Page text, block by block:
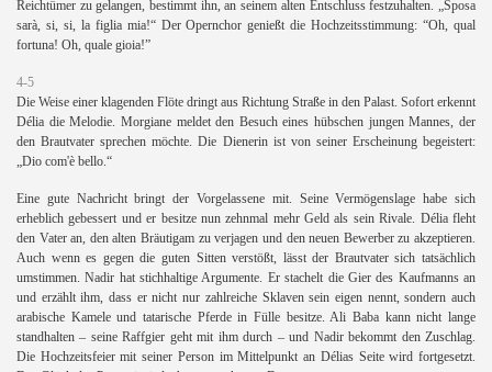
Reichtümer zu gelangen, bestimmt ihn, an seinem alten Entschluss festzuhalten.
„Sposa
sarà, si, si, la figlia mia!“ Der Opernchor genießt die Hochzeitsstimmung: “Oh, qual
fortuna! Oh, quale gioia!”
4-5
Die Weise einer klagenden Flöte dringt aus Richtung Straße in den Palast. Sofort erkennt
Délia die Melodie. Morgiane meldet den Besuch eines hübschen jungen Mannes, der
den Brautvater sprechen möchte. Die Dienerin ist von seiner Erscheinung begeistert:
„Dio com'è bello.“
Eine gute Nachricht bringt der Vorgelassene mit. Seine Vermögenslage habe sich
erheblich gebessert und er besitze nun zehnmal mehr Geld als sein Rivale. Délia fleht
den Vater an, den alten Bräutigam zu verjagen und den neuen Bewerber zu akzeptieren.
Auch wenn es gegen die guten Sitten verstößt, lässt der Brautvater sich tatsächlich
umstimmen. Nadir hat stichhaltige Argumente. Er stachelt die Gier des Kaufmanns an
und erzählt ihm, dass er nicht nur zahlreiche Sklaven sein eigen nennt, sondern auch
arabische Kamele und tatarische Pferde in Fülle besitze. Ali Baba kann nicht lange
standhalten – seine Raffgier geht mit ihm durch – und Nadir bekommt den Zuschlag.
Die Hochzeitsfeier mit seiner Person im Mittelpunkt an Délias Seite wird fortgesetzt.